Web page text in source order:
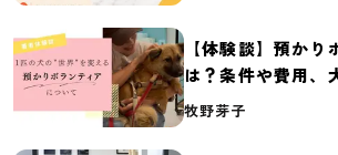
【体験談】預かり
は？条件や費用、
介
牧野芽子